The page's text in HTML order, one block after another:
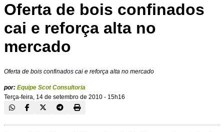
Oferta de bois confinados
cai e reforça alta no
mercado
Oferta de bois confinados cai e reforça alta no mercado
por: Equipe Scot Consultoria
Terça-feira, 14 de setembro de 2010 - 15h16